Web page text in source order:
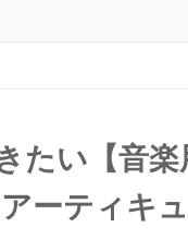
たい【音楽
アーティキ